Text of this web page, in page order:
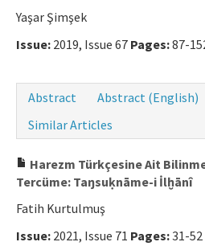
Yaşar Şimşek
Issue: 2019, Issue 67 Pages:87-
Abstract
Abstract (English)
Similar Articles
Harezm Türkçesine Ait
Tercüme: Taŋsuḳnāme-i İlḫānî
Fatih Kurtulmuş
Issue: 2021, Issue 71 Pages:31-52